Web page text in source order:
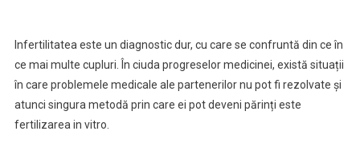
Psihologice
Pentru
Un
Cuplu
Infertilitatea este un diagnostic dur, cu care se confruntă din ce în
ce mai multe cupluri. În ciuda progreselor medicinei, există situații
în care problemele medicale ale partenerilor nu pot fi rezolvate și
atunci singura metodă prin care ei pot deveni părinți este
fertilizarea in vitro.